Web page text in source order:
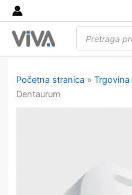
Skip
to
content
search
Početna stranica »Trgovina
Dentaurum